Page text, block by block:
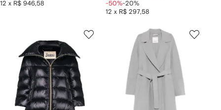
12 x R$ 946,58
12 x R$ 297,58
-50%-20%